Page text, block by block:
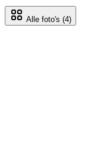
Alle foto's (4)